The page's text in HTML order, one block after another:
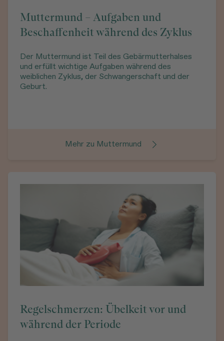
Muttermund – Aufgaben und
Beschaffenheit während des Zyklus
Der Muttermund ist Teil des Gebärmutterhalses
und erfüllt wichtige Aufgaben während des
weiblichen Zyklus, der Schwangerschaft und der
Geburt.
Mehr zu Muttermund
Regelschmerzen: Übelkeit vor und
während der Periode